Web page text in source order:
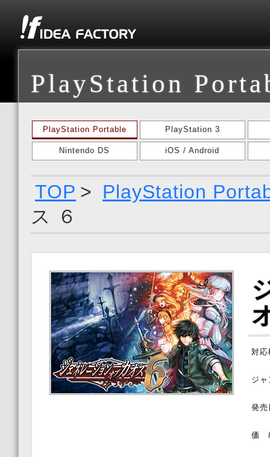
PlayStation
PlayStation Portable PlayStation 3
Nintendo DS iOS / Android
TOP > PlayStation
ス ６
対応
ジ
発売
価